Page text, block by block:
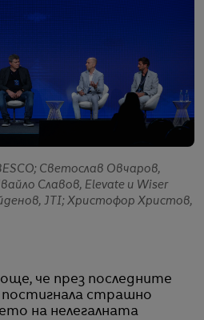
Светослав Овчаров,
Славов, Elevate и Wiser
JTI; Христофор Христов,
че през последните
страшно
на нелегалната